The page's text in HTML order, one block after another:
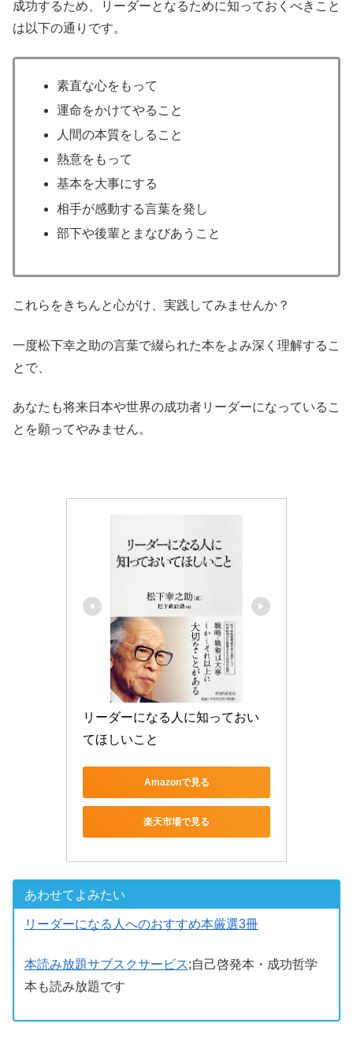
成功するため、リーダーとなるために知っておくべきこと
は以下の通りです。
素直な心をもって
運命をかけてやること
人間の本質をしること
熱意をもって
基本を大事にする
相手が感動する言葉を発し
部下や後輩とまなびあうこと
これらをきちんと心がけ、実践してみませんか？
一度松下幸之助の言葉で綴られた本をよみ深く理解するこ
とで、
あなたも将来日本や世界の成功者リーダーになっているこ
とを願ってやみません。
リーダーになる人に知っておい
てほしいこと
Amazonで見る
楽天市場で見る
あわせてよみたい
リーダーになる人へのおすすめ本厳選3冊
本読み放題サブスクサービス;自己啓発本・成功哲学
本も読み放題です